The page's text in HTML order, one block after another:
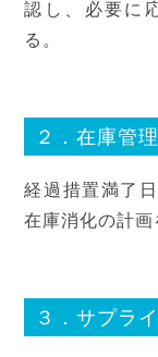
認し、必要に
る。
２．在庫管
経過措置満了
在庫消化の計画
３．サプラ